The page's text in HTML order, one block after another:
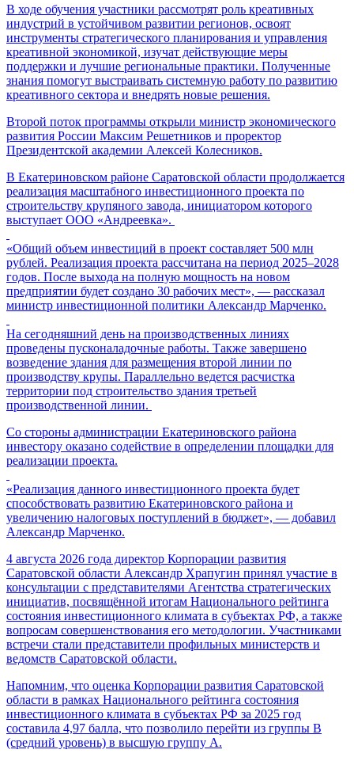
В ходе обучения участники рассмотрят роль креативных
индустрий в устойчивом развитии регионов, освоят
инструменты стратегического планирования и управления
креативной экономикой, изучат действующие меры
поддержки и лучшие региональные практики. Полученные
знания помогут выстраивать системную работу по развитию
креативного сектора и внедрять новые решения.
Второй поток программы открыли министр экономического
развития России Максим Решетников и проректор
Президентской академии Алексей Колесников.
В Екатериновском районе Саратовской области продолжается
реализация масштабного инвестиционного проекта по
строительству крупяного завода, инициатором которого
выступает ООО «Андреевка».
«Общий объем инвестиций в проект составляет 500 млн
рублей. Реализация проекта рассчитана на период 2025–2028
годов. После выхода на полную мощность на новом
предприятии будет создано 30 рабочих мест», — рассказал
министр инвестиционной политики Александр Марченко.
На сегодняшний день на производственных линиях
проведены пусконаладочные работы. Также завершено
возведение здания для размещения второй линии по
производству крупы. Параллельно ведется расчистка
территории под строительство здания третьей
производственной линии.
Со стороны администрации Екатериновского района
инвестору оказано содействие в определении площадки для
реализации проекта.
«Реализация данного инвестиционного проекта будет
способствовать развитию Екатериновского района и
увеличению налоговых поступлений в бюджет», — добавил
Александр Марченко.
4 августа 2026 года директор Корпорации развития
Саратовской области Александр Храпугин принял участие в
консультации с представителями Агентства стратегических
инициатив, посвящённой итогам Национального рейтинга
состояния инвестиционного климата в субъектах РФ, а также
вопросам совершенствования его методологии. Участниками
встречи стали представители профильных министерств и
ведомств Саратовской области.
Напомним, что оценка Корпорации развития Саратовской
области в рамках Национального рейтинга состояния
инвестиционного климата в субъектах РФ за 2025 год
составила 4,97 балла, что позволило перейти из группы В
(средний уровень) в высшую группу А.